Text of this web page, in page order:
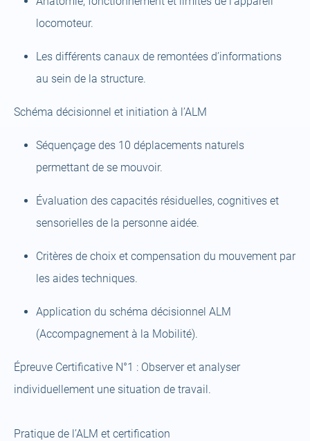
locomoteur.
Les différents canaux de remontées d’informations
au sein de la structure.
Schéma décisionnel et initiation à l’ALM
Séquençage des 10 déplacements naturels
permettant de se mouvoir.
Évaluation des capacités résiduelles, cognitives et
sensorielles de la personne aidée.
Critères de choix et compensation du mouvement par
les aides techniques.
Application du schéma décisionnel ALM
(Accompagnement à la Mobilité).
Épreuve Certificative N°1 : Observer et analyser
individuellement une situation de travail.
Pratique de l’ALM et certification